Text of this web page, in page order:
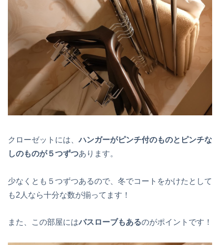
クローゼットには、ハンガーがピンチ付のものとピンチな
しのものが５つずつあります。
少なくとも５つずつあるので、冬でコートをかけたとして
も2人なら十分な数が揃ってます！
また、この部屋にはバスローブもあるのがポイントです！